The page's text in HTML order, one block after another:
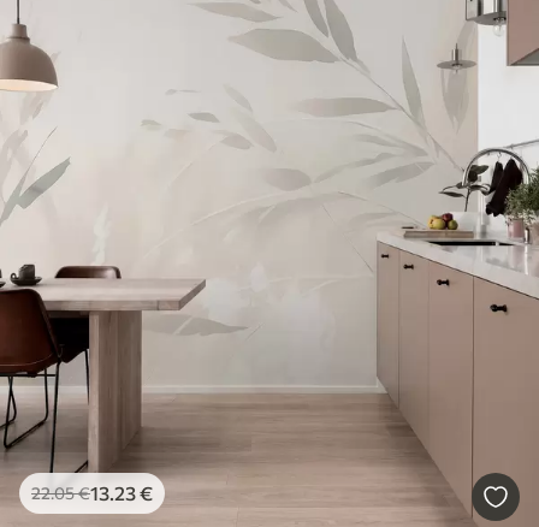
22.05€13.23€